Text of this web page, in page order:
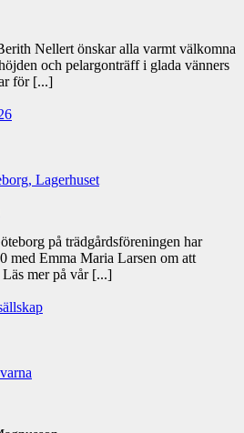
Nellert önskar alla varmt välkomna
och pelargonträff i glada vänners
för [...]
Lagerhuset
på trädgårdsföreningen har
med Emma Maria Larsen om att
Läs mer på vår [...]